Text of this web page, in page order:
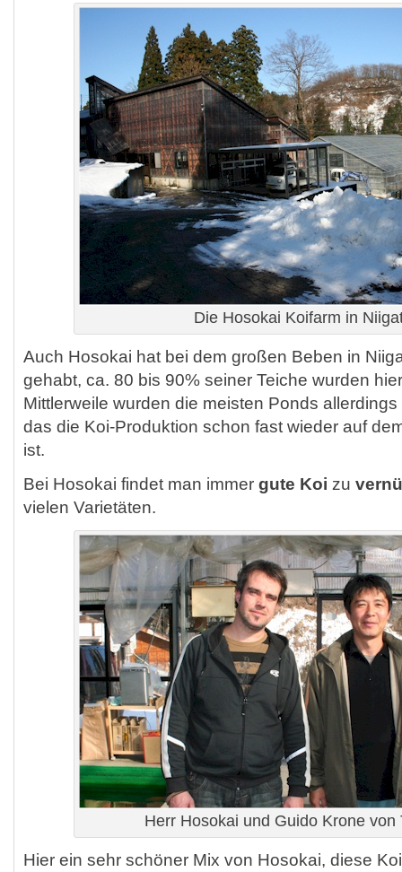
Die Hosokai Koifarm in
Auch Hosokai hat bei dem großen Beben in
gehabt, ca. 80 bis 90% seiner Teiche wurden
Mittlerweile wurden die meisten Ponds
das die Koi-Produktion schon fast wieder auf
ist.
Bei Hosokai findet man immer gute Koi zu
vielen Varietäten.
Herr Hosokai und Guido Krone von
Hier ein sehr schöner Mix von Hosokai, diese